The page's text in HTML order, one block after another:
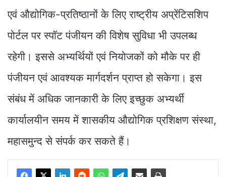
एवं औद्योगिक-प्रतिष्ठानों के लिए राष्ट्रीय अप्रेंटिसशिप
पोर्टल पर स्पॉट पंजीयन की विशेष सुविधा भी उपलब्ध
रहेगी। इससे अभ्यर्थियों एवं नियोजकों को मौके पर ही
पंजीयन एवं आवश्यक मार्गदर्शन प्राप्त हो सकेगा। इस
संबंध में अधिक जानकारी के लिए इच्छुक अभ्यर्थी
कार्यालयीन समय में शासकीय औद्योगिक प्रशिक्षण संस्था,
महासमुन्द से संपर्क कर सकते हैं।